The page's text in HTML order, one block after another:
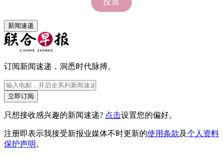
新闻速递
订阅新闻速递，洞悉时代脉搏。
立即订阅
只想接收感兴趣的新闻速递? 点击设置您的偏好。
注册即表示我接受新报业媒体不时更新的使用条款及个人资料
保护声明 。